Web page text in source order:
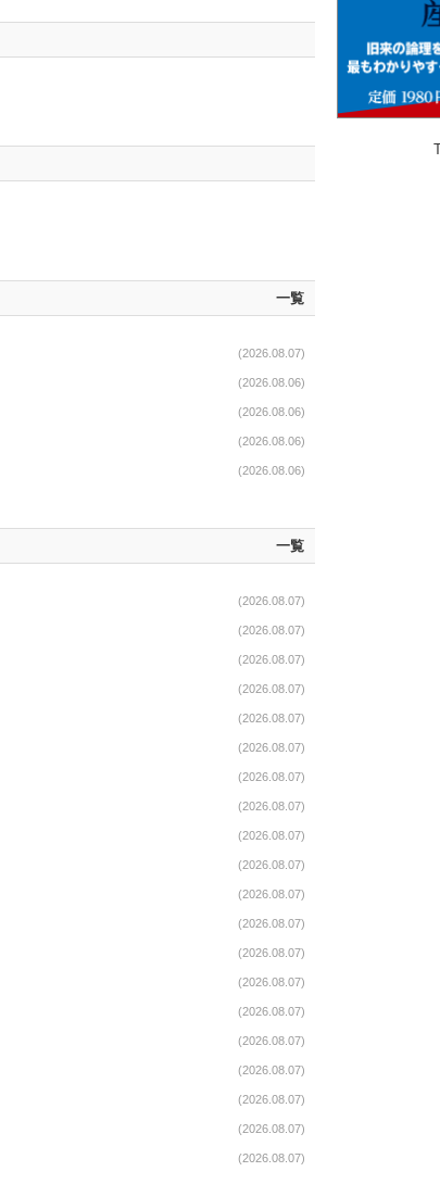
一覧
(2026.08.07)
(2026.08.06)
(2026.08.06)
(2026.08.06)
(2026.08.06)
一覧
(2026.08.07)
(2026.08.07)
(2026.08.07)
(2026.08.07)
(2026.08.07)
(2026.08.07)
(2026.08.07)
(2026.08.07)
(2026.08.07)
(2026.08.07)
(2026.08.07)
(2026.08.07)
(2026.08.07)
(2026.08.07)
(2026.08.07)
(2026.08.07)
(2026.08.07)
(2026.08.07)
(2026.08.07)
(2026.08.07)